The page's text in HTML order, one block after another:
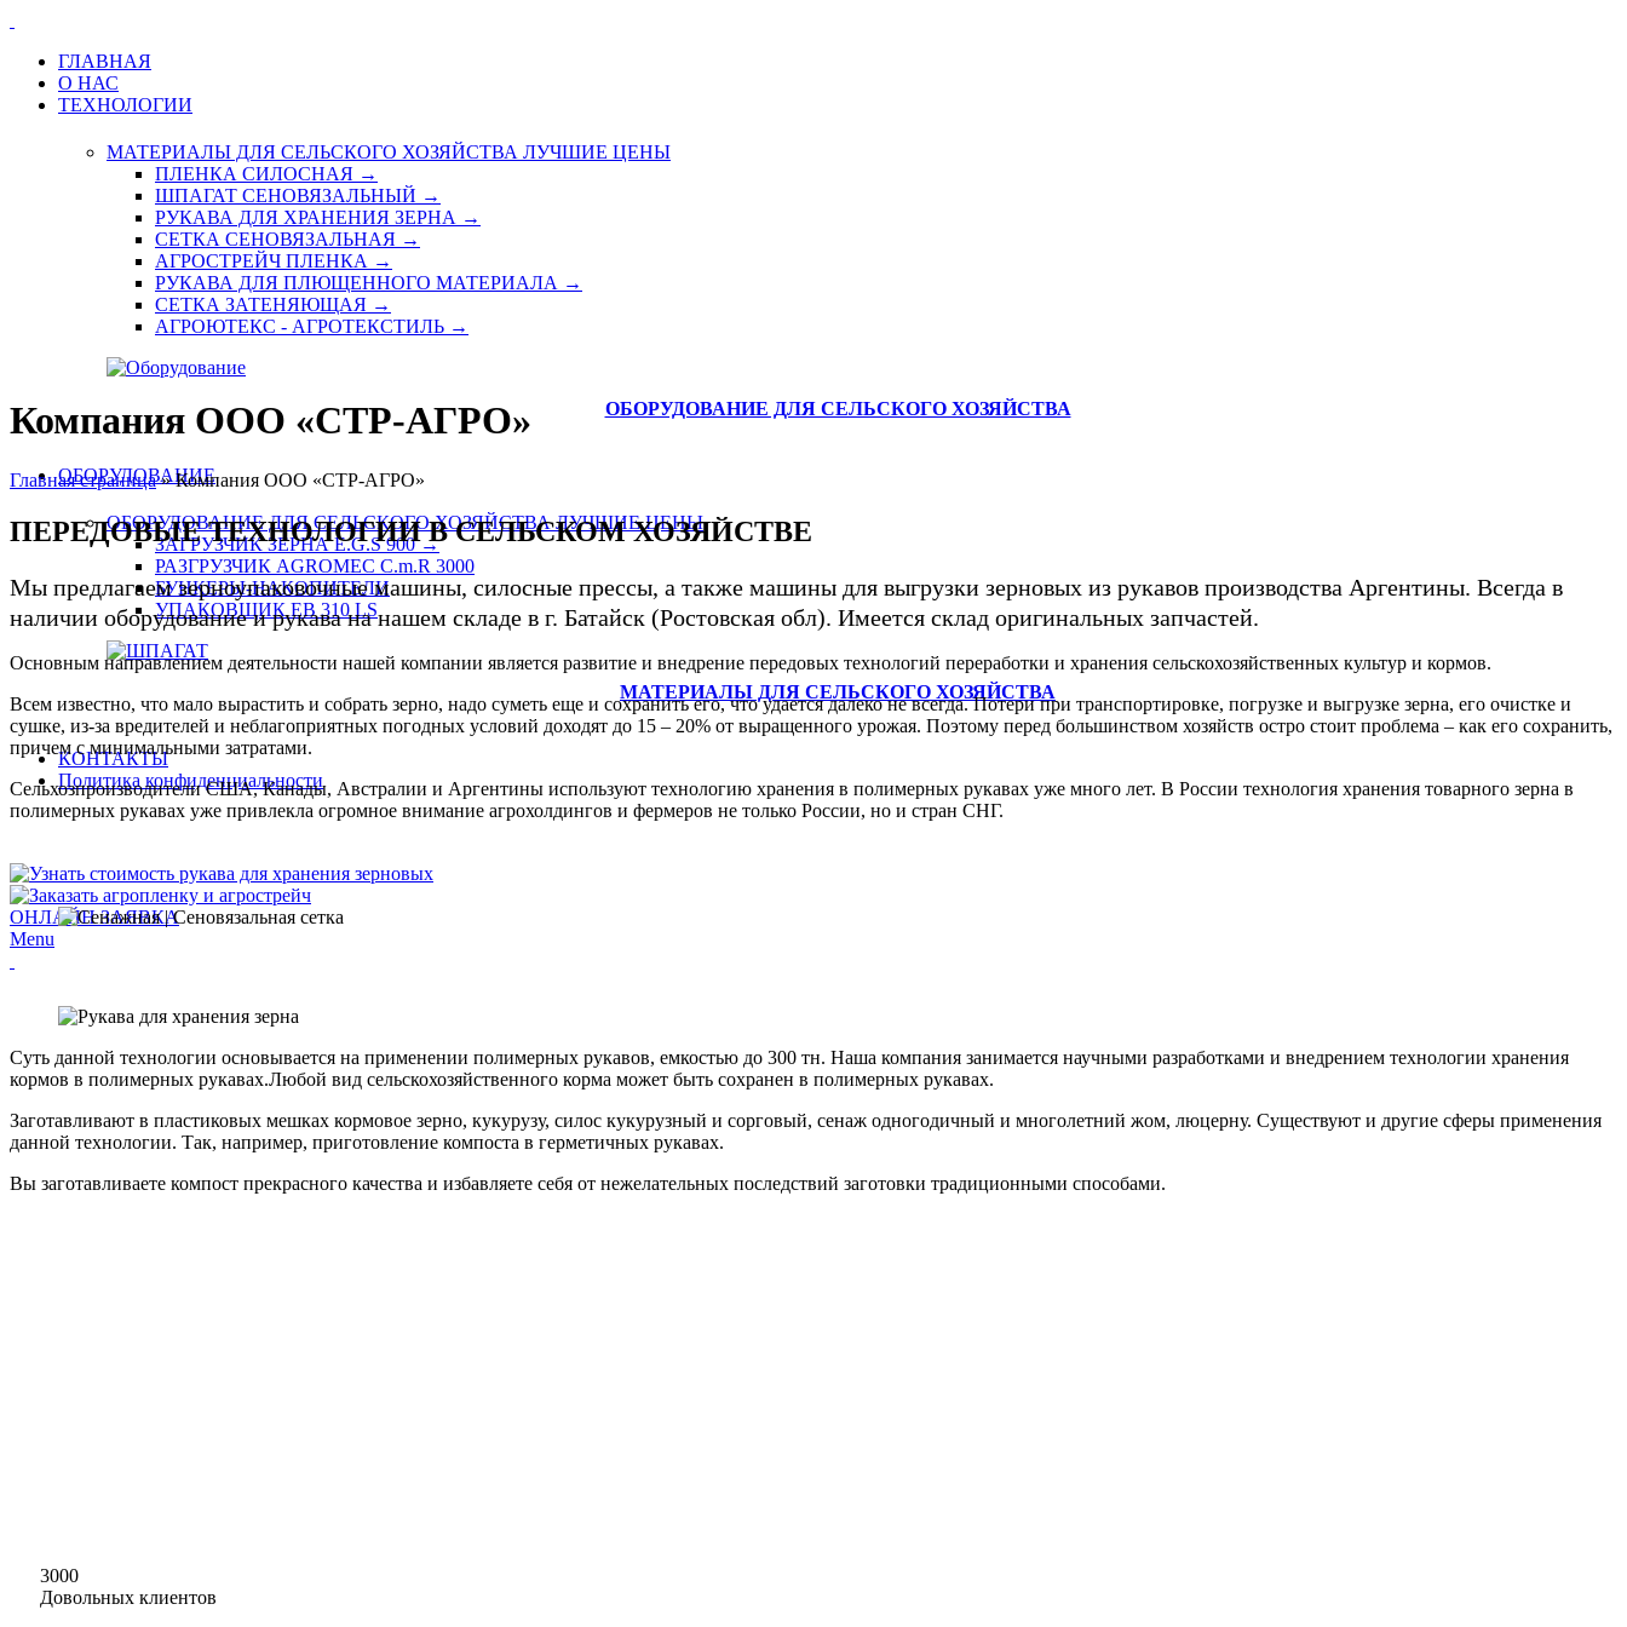
ГЛАВНАЯ
О НАС
ТЕХНОЛОГИИ
МАТЕРИАЛЫ ДЛЯ СЕЛЬСКОГО ХОЗЯЙСТВА ЛУЧШИЕ ЦЕНЫ
ПЛЕНКА СИЛОСНАЯ →
ШПАГАТ СЕНОВЯЗАЛЬНЫЙ →
РУКАВА ДЛЯ ХРАНЕНИЯ ЗЕРНА →
СЕТКА СЕНОВЯЗАЛЬНАЯ →
АГРОСТРЕЙЧ ПЛЕНКА →
РУКАВА ДЛЯ ПЛЮЩЕННОГО МАТЕРИАЛА →
СЕТКА ЗАТЕНЯЮЩАЯ →
АГРОЮТЕКС - АГРОТЕКСТИЛЬ →
ОБОРУДОВАНИЕ ДЛЯ СЕЛЬСКОГО ХОЗЯЙСТВА
ОБОРУДОВАНИЕ
ОБОРУДОВАНИЕ ДЛЯ СЕЛЬСКОГО ХОЗЯЙСТВАЛУЧШИЕ ЦЕНЫ
ЗАГРУЗЧИК ЗЕРНА E.G.S 900 →
РАЗГРУЗЧИК AGROMEC С.m.R 3000
БУНКЕРЫ-НАКОПИТЕЛИ
УПАКОВЩИК EB 310 LS
МАТЕРИАЛЫ ДЛЯ СЕЛЬСКОГО ХОЗЯЙСТВА
КОНТАКТЫ
Политика конфиденциальности
+7 (863) 298-03-90
ОНЛАЙН ЗАЯВКА
Menu
Компания ООО «СТР-АГРО»
Главная страница»Компания ООО «СТР-АГРО»
ПЕРЕДОВЫЕ ТЕХНОЛОГИИ В СЕЛЬСКОМ ХОЗЯЙСТВЕ
Мы предлагаем зерноупаковочные машины, силосные прессы, а также машины для выгрузки зерновых из рукавов производства Аргентины. Всегда в
наличии оборудование и рукава на нашем складе в г. Батайск (Ростовская обл). Имеется склад оригинальных запчастей.
Основным направлением деятельности нашей компании является развитие и внедрение передовых технологий переработки и хранения сельскохозяйственных культур и кормов.
Всем известно, что мало вырастить и собрать зерно, надо суметь еще и сохранить его, что удается далеко не всегда. Потери при транспортировке, погрузке и выгрузке зерна, его очистке и
сушке, из-за вредителей и неблагоприятных погодных условий доходят до 15 – 20% от выращенного урожая. Поэтому перед большинством хозяйств остро стоит проблема – как его сохранить,
причем с минимальными затратами.
Сельхозпроизводители США, Канады, Австралии и Аргентины используют технологию хранения в полимерных рукавах уже много лет. В России технология хранения товарного зерна в
полимерных рукавах уже привлекла огромное внимание агрохолдингов и фермеров не только России, но и стран СНГ.
Суть данной технологии основывается на применении полимерных рукавов, емкостью до 300 тн. Наша компания занимается научными разработками и внедрением технологии хранения
кормов в полимерных рукавах.Любой вид сельскохозяйственного корма может быть сохранен в полимерных рукавах.
Заготавливают в пластиковых мешках кормовое зерно, кукурузу, силос кукурузный и сорговый, сенаж одногодичный и многолетний жом, люцерну. Существуют и другие сферы применения
данной технологии. Так, например, приготовление компоста в герметичных рукавах.
Вы заготавливаете компост прекрасного качества и избавляете себя от нежелательных последствий заготовки традиционными способами.
3000
Довольных клиентов